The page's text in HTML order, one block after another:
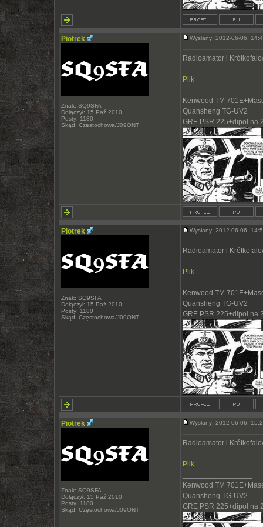
Piotrek
Znak: SQ9SFA
Dołączył: 15 Paź 2010
Posty: 1180
Skąd: Częstochowa/J09ONT
Wysłany: 2012-06-06,
Radioamator i
Plik
Kenwood TM
Quansheng TG-UV2
GRE PSR 225+dipol na
Piotrek
Znak: SQ9SFA
Dołączył: 15 Paź 2010
Posty: 1180
Skąd: Częstochowa/J09ONT
Wysłany: 2012-06-06,
Radioamator i
Plik
Kenwood TM
Quansheng TG-UV2
GRE PSR 225+dipol na
Piotrek
Znak: SQ9SFA
Dołączył: 15 Paź 2010
Posty: 1180
Skąd: Częstochowa/J09ONT
Wysłany: 2012-06-06,
Radioamator i
Plik
Kenwood TM
Quansheng TG-UV2
GRE PSR 225+dipol na